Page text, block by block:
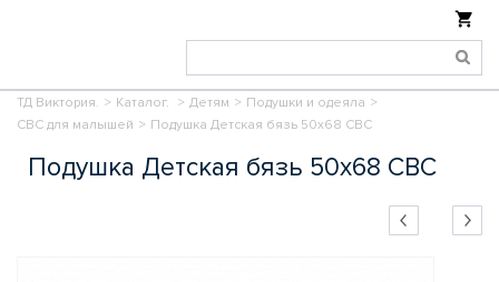
ТД Виктория. > Каталог. > Детям > Подушки и одеяла >
СВС для малышей > Подушка Детская бязь 50х68 СВС
Подушка Детская бязь 50х68 СВС